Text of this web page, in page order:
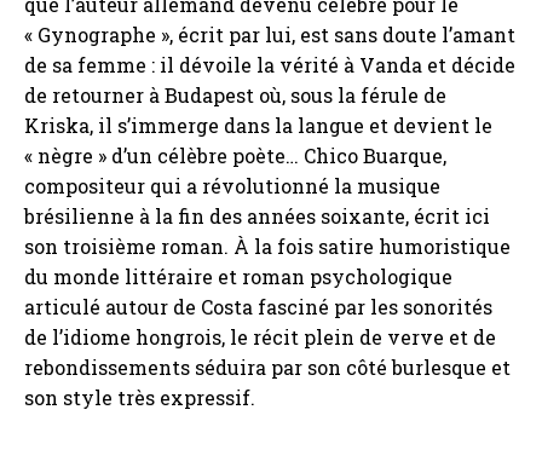
« Gynographe », écrit par lui, est sans doute l’amant
de sa femme : il dévoile la vérité à Vanda et décide
de retourner à Budapest où, sous la férule de
Kriska, il s’immerge dans la langue et devient le
« nègre » d’un célèbre poète… Chico Buarque,
compositeur qui a révolutionné la musique
brésilienne à la fin des années soixante, écrit ici
son troisième roman. À la fois satire humoristique
du monde littéraire et roman psychologique
articulé autour de Costa fasciné par les sonorités
de l’idiome hongrois, le récit plein de verve et de
rebondissements séduira par son côté burlesque et
son style très expressif.